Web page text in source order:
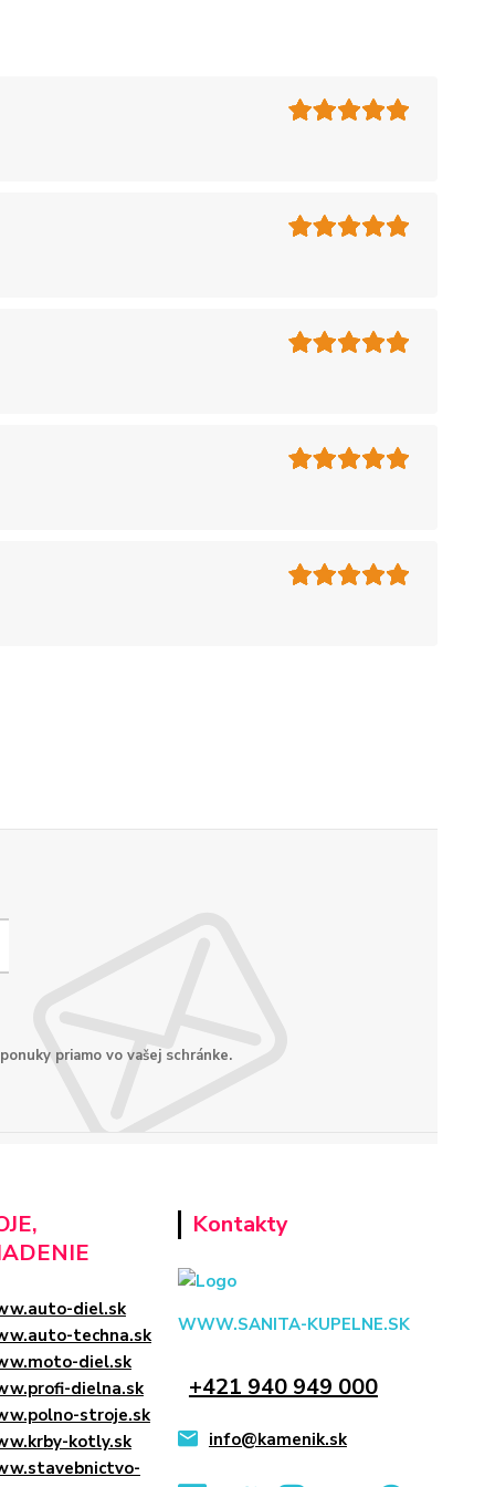
priamo vo vašej schránke.
diel.sk
techna.sk
diel.sk
dielna.sk
stroje.sk
kotly.sk
Kontakty
WWW.SANITA-KUPELNE.SK
+421 940 949 000
info@kamenik.sk